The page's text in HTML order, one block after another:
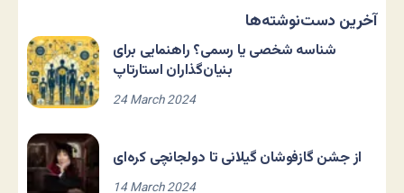
آخرین دست‌نوشته‌ها
شناسه شخصی یا رسمی؟ راهنمایی برای
بنیان‌گذاران استارتاپ
24 March 2024
از جشن گازفوشان گیلانی تا دولجانچی کره‌ای
14 March 2024